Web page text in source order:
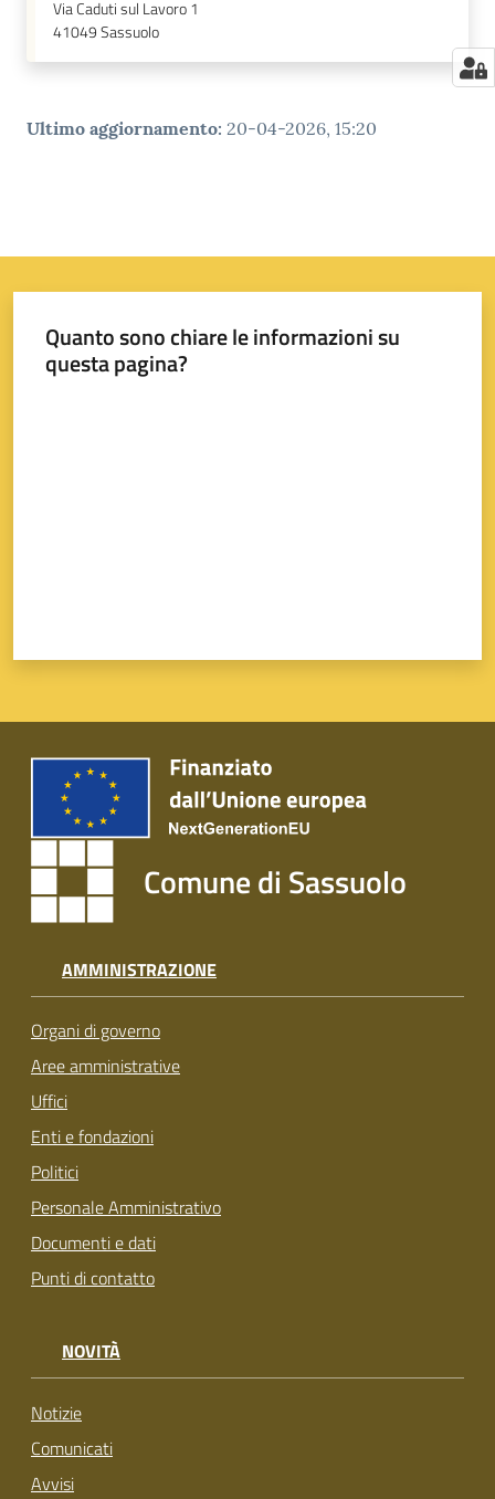
Via Caduti sul Lavoro 1
41049Sassuolo
Ultimo aggiornamento: 20-04-2026, 15:20
Quanto sono chiare le informazioni su
questa pagina?
Comune di Sassuolo
AMMINISTRAZIONE
Organi di governo
Aree amministrative
Uffici
Enti e fondazioni
Politici
Personale Amministrativo
Documenti e dati
Punti di contatto
NOVITÀ
Notizie
Comunicati
Avvisi